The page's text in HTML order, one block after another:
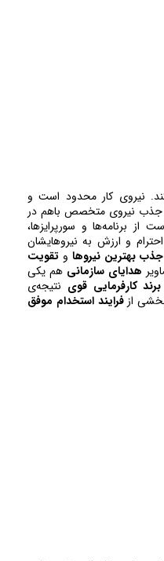
جذب بهترین نیروها و
هدایای سازمانی
برند کارفرمایی قوی